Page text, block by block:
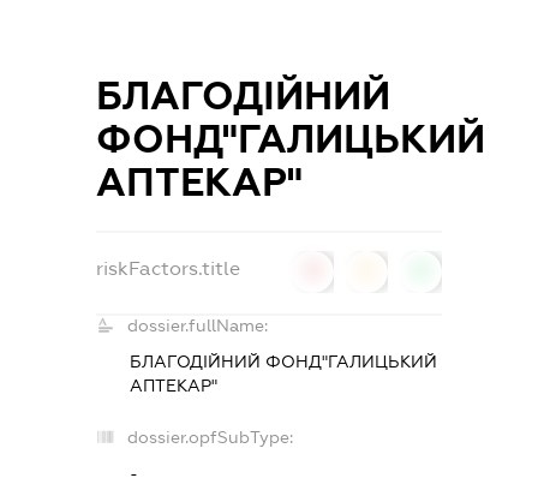
БЛАГОДІЙНИЙ
ФОНД"ГАЛИЦЬКИЙ
АПТЕКАР"
riskFactors.title
dossier.fullName:
БЛАГОДІЙНИЙ ФОНД"ГАЛИЦЬКИЙ
АПТЕКАР"
dossier.opfSubType:
-